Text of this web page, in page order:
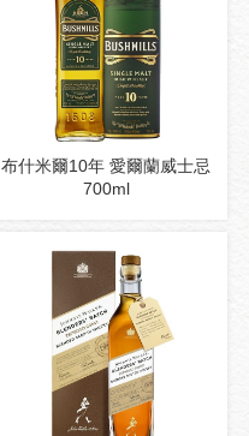
布什米爾10年 愛爾蘭威士忌
700ml